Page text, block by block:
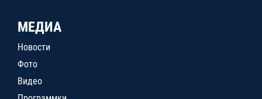
МЕДИА
Новости
Фото
Видео